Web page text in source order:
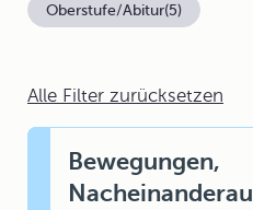
Alle Filter zurücksetzen
Bewegungen,
Oberstufe/Abitur(5)